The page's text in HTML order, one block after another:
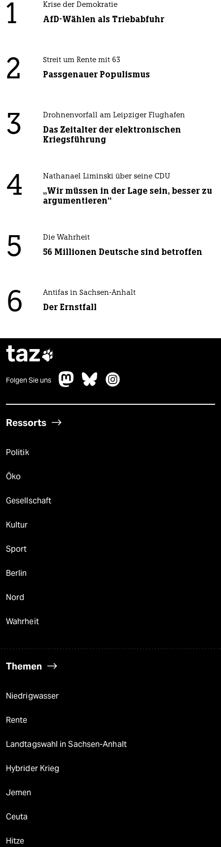
1 Krise der Demokratie
AfD-Wählen als Triebabfuhr
2 Streit um Rente mit 63
Passgenauer Populismus
3 Drohnenvorfall am Leipziger Flughafen
Das Zeitalter der elektronischen
Kriegsführung
4 Nathanael Liminski über seine CDU
„Wir müssen in der Lage sein, besser zu
argumentieren“
5 Die Wahrheit
56 Millionen Deutsche sind betroffen
6 Antifas in Sachsen-Anhalt
Der Ernstfall
taz
Folgen Sie uns
Ressorts
Politik
Öko
Gesellschaft
Kultur
Sport
Berlin
Nord
Wahrheit
Themen
Niedrigwasser
Rente
Landtagswahl in Sachsen-Anhalt
Hybrider Krieg
Jemen
Ceuta
Hitze